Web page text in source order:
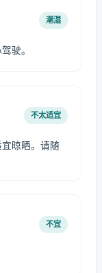
潮湿
驶。
不太适宜
晾晒。请随
不宜